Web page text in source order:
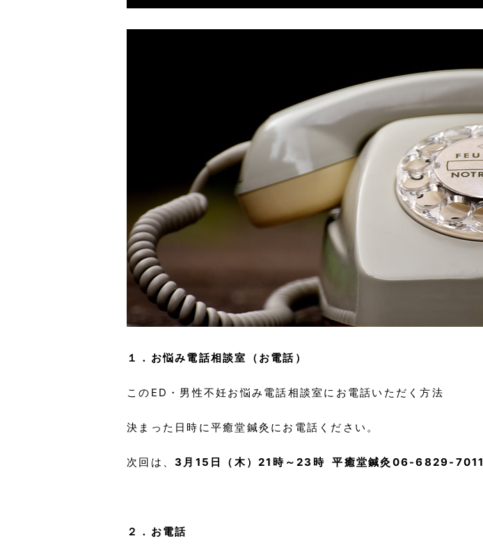
１．お悩み電話相談室（お電話）
このED・男性不妊お悩み電話相談室にお電話いただく方法
決まった日時に平癒堂鍼灸にお電話ください。
次回は、 3月15日（木）21時～23時 平癒堂鍼灸06-6829-7011
２．お電話